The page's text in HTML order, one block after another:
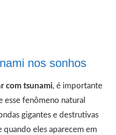
nos sonhos
com tsunami, é importante
esse fenômeno natural
gigantes e destrutivas
eles aparecem em